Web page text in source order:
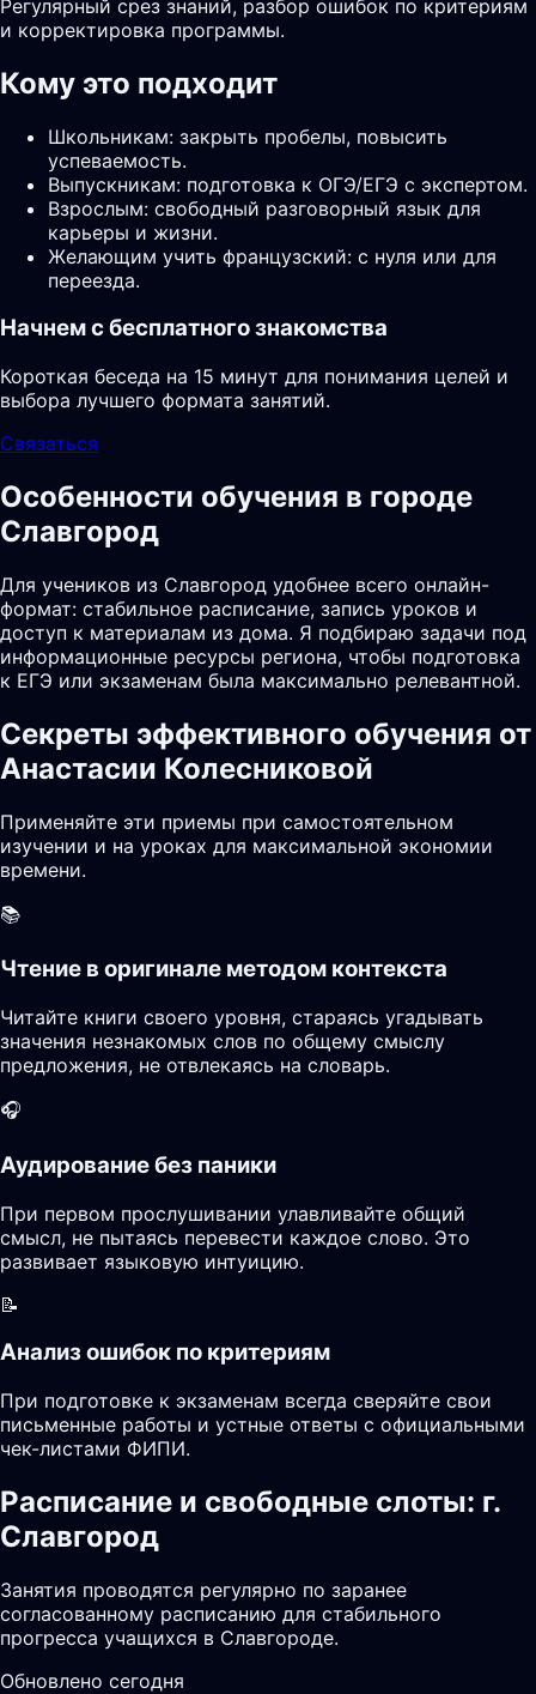
Регулярный срез знаний, разбор ошибок по критериям
и корректировка программы.
Кому это подходит
Школьникам: закрыть пробелы, повысить
успеваемость.
Выпускникам: подготовка к ОГЭ/ЕГЭ с экспертом.
Взрослым: свободный разговорный язык для
карьеры и жизни.
Желающим учить французский: с нуля или для
переезда.
Начнем с бесплатного знакомства
Короткая беседа на 15 минут для понимания целей и
выбора лучшего формата занятий.
Связаться
Особенности обучения в городе
Славгород
Для учеников из Славгород удобнее всего онлайн-
формат: стабильное расписание, запись уроков и
доступ к материалам из дома. Я подбираю задачи под
информационные ресурсы региона, чтобы подготовка
к ЕГЭ или экзаменам была максимально релевантной.
Секреты эффективного обучения от
Анастасии Колесниковой
Применяйте эти приемы при самостоятельном
изучении и на уроках для максимальной экономии
времени.
📚
Чтение в оригинале методом контекста
Читайте книги своего уровня, стараясь угадывать
значения незнакомых слов по общему смыслу
предложения, не отвлекаясь на словарь.
🎧
Аудирование без паники
При первом прослушивании улавливайте общий
смысл, не пытаясь перевести каждое слово. Это
развивает языковую интуицию.
📝
Анализ ошибок по критериям
При подготовке к экзаменам всегда сверяйте свои
письменные работы и устные ответы с официальными
чек-листами ФИПИ.
Расписание и свободные слоты: г.
Славгород
Занятия проводятся регулярно по заранее
согласованному расписанию для стабильного
прогресса учащихся в Славгороде.
Обновлено сегодня